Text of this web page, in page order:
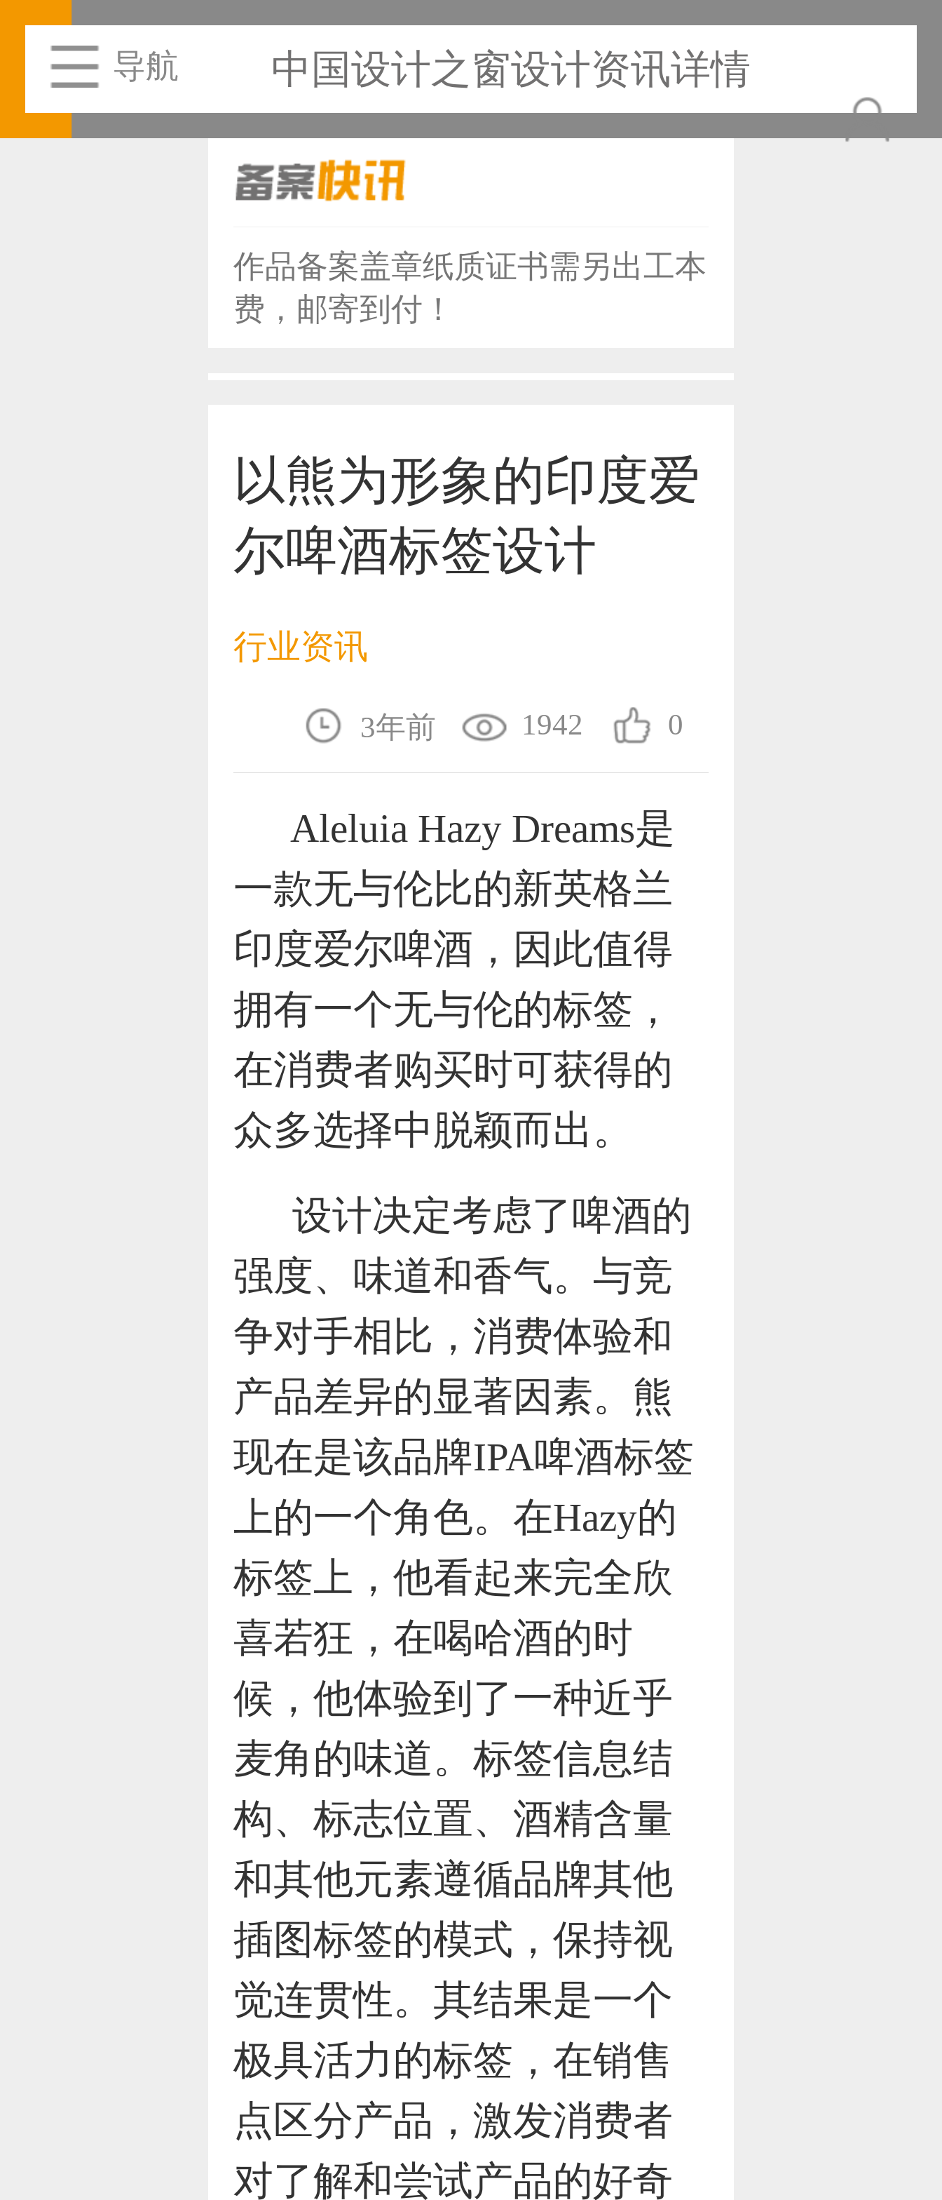
导航 中国设计之窗设计资讯详情
恭喜131****1475用户作品已成功备案！
恭喜133****8874用户作品已成功备案！
恭喜133****9020用户作品已成功备案！
恭喜136****9807用户作品已成功备案！
恭喜159****4930用户作品已成功备案！
恭喜150****6483用户作品已成功备案！
恭喜131****2473用户作品已成功备案！
恭喜159****4201用户作品已成功备案！
恭喜133****6466用户作品已成功备案！
更多
作品备案盖章纸质证书需另出工本
费，邮寄到付！
以熊为形象的印度爱
尔啤酒标签设计
行业资讯
3年前 1942 0
Aleluia Hazy Dreams是
一款无与伦比的新英格兰
印度爱尔啤酒，因此值得
拥有一个无与伦的标签，
在消费者购买时可获得的
众多选择中脱颖而出。
设计决定考虑了啤酒的
强度、味道和香气。与竞
争对手相比，消费体验和
产品差异的显著因素。熊
现在是该品牌IPA啤酒标签
上的一个角色。在Hazy的
标签上，他看起来完全欣
喜若狂，在喝哈酒的时
候，他体验到了一种近乎
麦角的味道。标签信息结
构、标志位置、酒精含量
和其他元素遵循品牌其他
插图标签的模式，保持视
觉连贯性。其结果是一个
极具活力的标签，在销售
点区分产品，激发消费者
对了解和尝试产品的好奇